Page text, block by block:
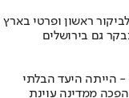
ראשון ופרטי בארץ
גם בירושלים
הייתה היעד הבלתי
ממדינה עוינת